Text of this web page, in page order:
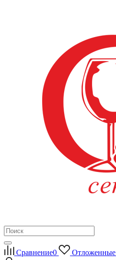
Сравнение0 Отложенные